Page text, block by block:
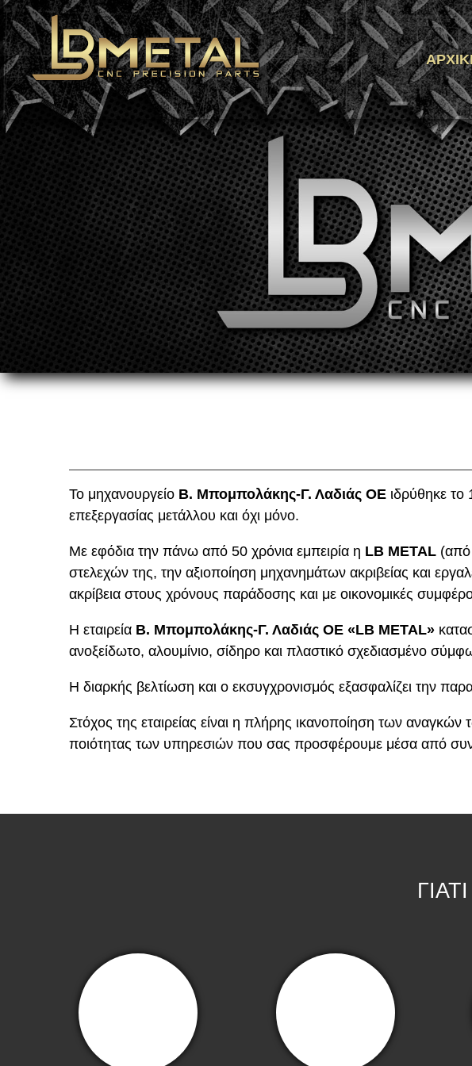
Το μηχανουργείο Β. Μπομπολάκης-Γ. Λαδιάς ΟΕ ιδρύθηκε το
επεξεργασίας μετάλλου και όχι μόνο.
Με εφόδια την πάνω από 50 χρόνια εμπειρία η LB METAL (από
στελεχών της, την αξιοποίηση μηχανημάτων ακριβείας και
ακρίβεια στους χρόνους παράδοσης και με οικονομικές
Η εταιρεία Β. Μπομπολάκης-Γ. Λαδιάς ΟΕ «LB METAL»
ανοξείδωτο, αλουμίνιο, σίδηρο και πλαστικό σχεδιασμένο
Η διαρκής βελτίωση και ο εκσυγχρονισμός εξασφαλίζει την
Στόχος της εταιρείας είναι η πλήρης ικανοποίηση των
ποιότητας των υπηρεσιών που σας προσφέρουμε μέσα από